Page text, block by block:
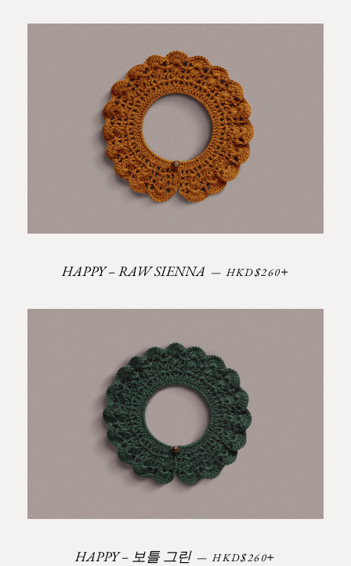
HAPPY – RAW SIENNA — 정가
HKD$260
HAPPY – 보틀 그린 — 정가
HKD$260